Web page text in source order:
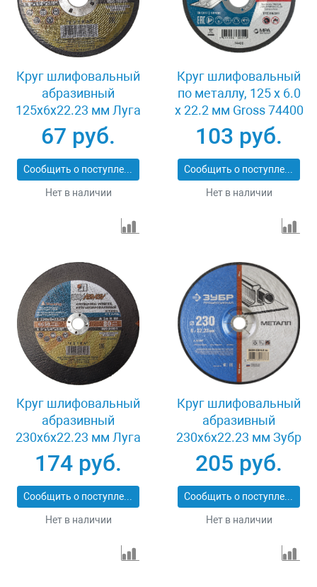
Круг шлифовальный
абразивный
125x6x22.23 мм Луга
3650-125-06
67 руб.
Сообщить о поступлении
Нет в наличии
Круг шлифовальный
по металлу, 125 х 6.0
х 22.2 мм Gross 74400
103 руб.
Сообщить о поступлении
Нет в наличии
Круг шлифовальный
абразивный
230x6x22.23 мм Луга
3650-230-06
174 руб.
Сообщить о поступлении
Нет в наличии
Круг шлифовальный
абразивный
230x6x22.23 мм Зубр
36204-230-6.0_z02
205 руб.
Сообщить о поступлении
Нет в наличии